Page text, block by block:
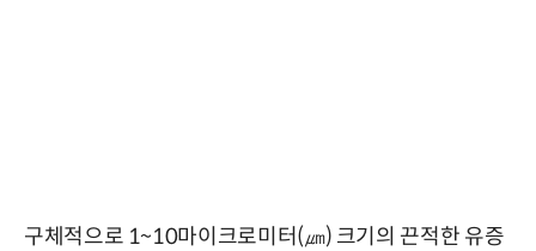
구체적으로 1~10마이크로미터(㎛) 크기의 끈적한 유증